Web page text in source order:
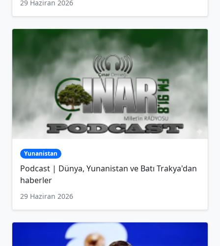
29 Haziran 2026
Yunanistan
Podcast | Dünya, Yunanistan ve Batı Trakya'dan
haberler
29 Haziran 2026